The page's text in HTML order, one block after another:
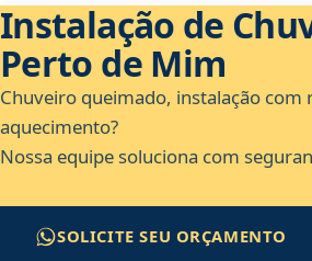
Instalação de
Perto de Mim
Chuveiro queimado, instalação com
aquecimento?
Nossa equipe soluciona com
SOLICITE SEU ORÇAMENTO